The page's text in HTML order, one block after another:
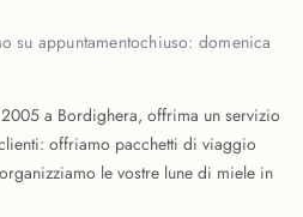
su appuntamentochiuso: domenica
a Bordighera, offrima un servizio
offriamo pacchetti di viaggio
le vostre lune di miele in